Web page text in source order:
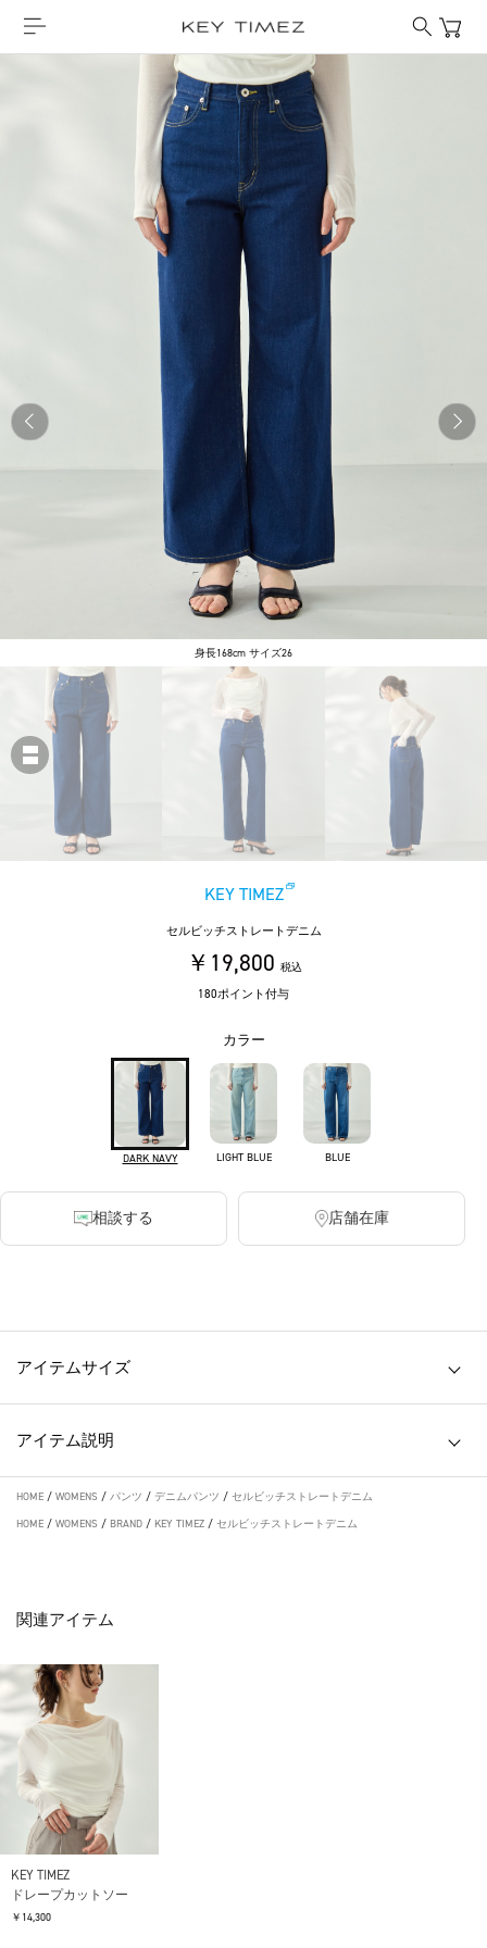
身長168cm サイズ26
KEY TIMEZ
セルビッチストレートデニム
￥19,800 税込
180ポイント付与
カラー
DARK NAVY LIGHT BLUE BLUE
相談する 店舗在庫
アイテムサイズ
アイテム説明
HOME / WOMENS / パンツ / デニムパンツ / セルビッチストレートデニム
HOME / WOMENS / BRAND / KEY TIMEZ / セルビッチストレートデニム
関連アイテム
KEY TIMEZ
ドレープカットソー
￥14,300